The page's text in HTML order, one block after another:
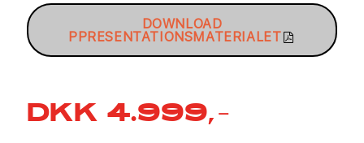
DOWNLOAD
PPRESENTATIONSMATERIALET
DKK 4.999,-